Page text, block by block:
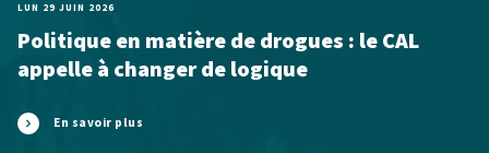
LUN 29 JUIN 2026
Politique en matière de drogues : le CAL
appelle à changer de logique
En savoir plus